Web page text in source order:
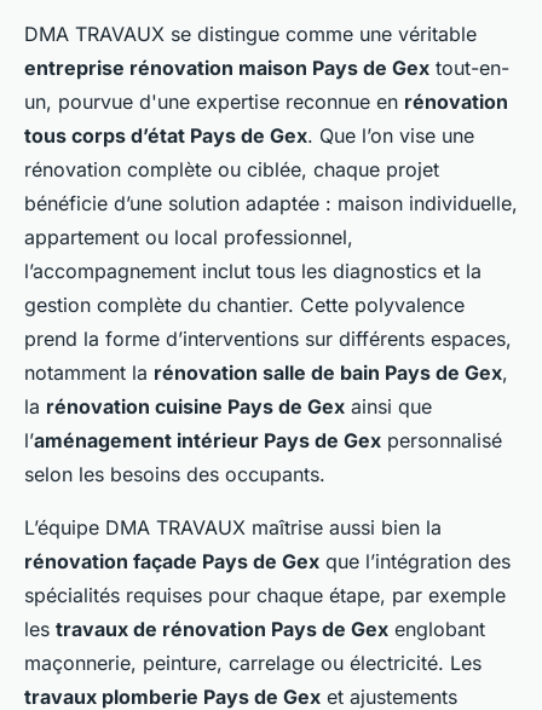
DMA TRAVAUX se distingue comme une véritable
entreprise rénovation maison Pays de Gex tout-en-
un, pourvue d'une expertise reconnue en rénovation
tous corps d’état Pays de Gex. Que l’on vise une
rénovation complète ou ciblée, chaque projet
bénéficie d’une solution adaptée : maison individuelle,
appartement ou local professionnel,
l’accompagnement inclut tous les diagnostics et la
gestion complète du chantier. Cette polyvalence
prend la forme d’interventions sur différents espaces,
notamment la rénovation salle de bain Pays de Gex,
la rénovation cuisine Pays de Gex ainsi que
l’aménagement intérieur Pays de Gex personnalisé
selon les besoins des occupants.
L’équipe DMA TRAVAUX maîtrise aussi bien la
rénovation façade Pays de Gex que l’intégration des
spécialités requises pour chaque étape, par exemple
les travaux de rénovation Pays de Gex englobant
maçonnerie, peinture, carrelage ou électricité. Les
travaux plomberie Pays de Gex et ajustements